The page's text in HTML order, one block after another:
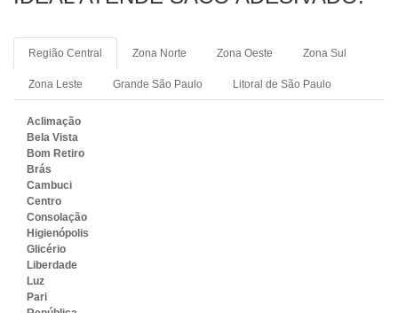
Região Central Zona Norte Zona Oeste Zona Sul
Zona Leste Grande São Paulo Litoral de São Paulo
Aclimação
Bela Vista
Bom Retiro
Brás
Cambuci
Centro
Consolação
Higienópolis
Glicério
Liberdade
Luz
Pari